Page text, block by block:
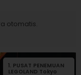
otomatis.
2 Madame
Tussauds Tokyo
1. PUSAT PENEMUAN
LEGOLAND Tokyo